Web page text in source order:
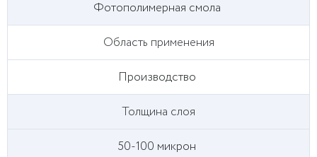
Фотополимерная смола
Область применения
Производство
Толщина слоя
50-100 микрон